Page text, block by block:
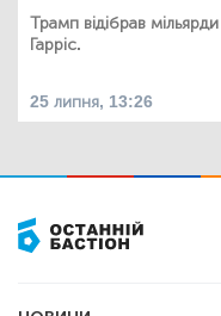
Трамп відібрав
Гарріс.
25 липня, 13:26